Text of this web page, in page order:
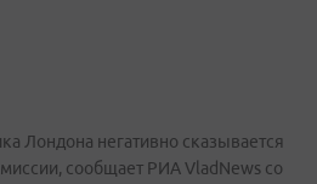
Лондона негативно сказывается
сообщает РИА VladNews со